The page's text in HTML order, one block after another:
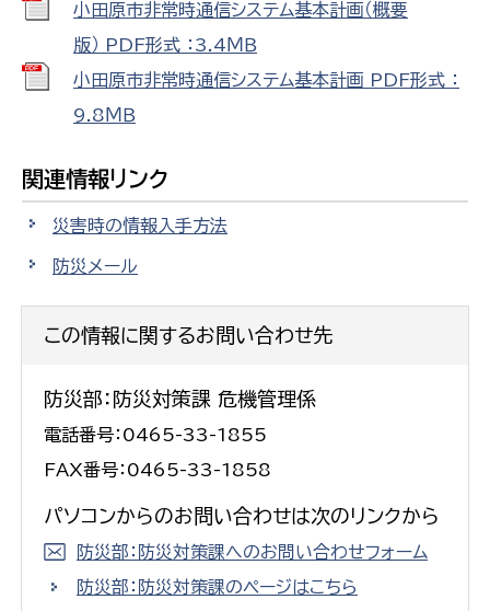
小田原市非常時通信システム基本計画（概要
版） PDF形式 ：3.4ＭＢ
小田原市非常時通信システム基本計画 PDF形式 ：
9.8ＭＢ
関連情報リンク
災害時の情報入手方法
防災メール
この情報に関するお問い合わせ先
防災部：防災対策課 危機管理係
電話番号：0465-33-1855
FAX番号：0465-33-1858
パソコンからのお問い合わせは次のリンクから
防災部：防災対策課へのお問い合わせフォーム
防災部：防災対策課のページはこちら